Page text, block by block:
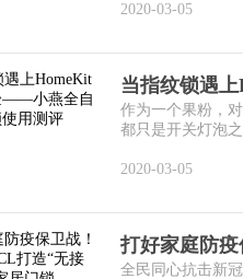
2020-03-05
当指纹锁遇
作为一个果粉，
都只是开关灯泡
2020-03-05
打好家庭防
全民同心抗击新